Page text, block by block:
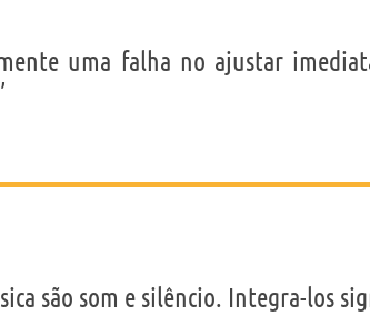
uma falha no ajustar
são som e silêncio. Integra-los